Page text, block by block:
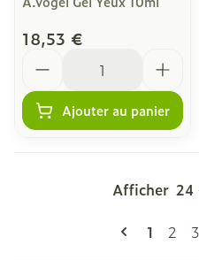
18,53 €
Ajouter au panier
Vous
1 Page
2 3
Afficher